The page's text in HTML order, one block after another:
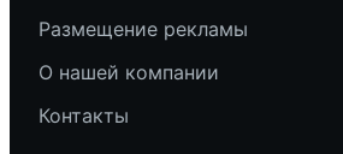
Размещение рекламы
О нашей компании
Контакты